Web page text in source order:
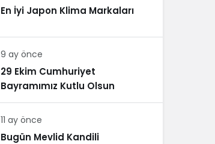
En İyi Japon Klima Markaları
9 ay önce
29 Ekim Cumhuriyet
Bayramımız Kutlu Olsun
11 ay önce
Bugün Mevlid Kandili